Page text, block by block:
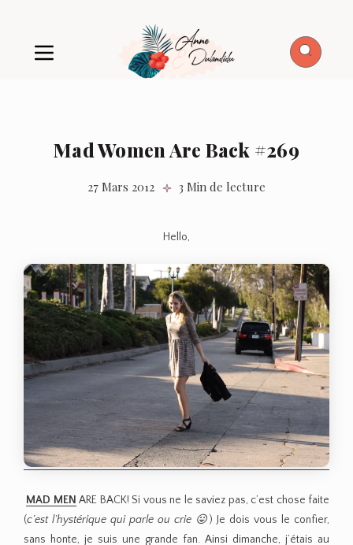
Mad Women Are Back #269
27 Mars 2012 3 Min de lecture
Hello,
MAD MEN ARE BACK! Si vous ne le saviez pas, c’est chose faite
(c’est l’hystérique qui parle ou crie 😛) Je dois vous le confier,
sans honte, je suis une grande fan. Ainsi dimanche, j’étais au